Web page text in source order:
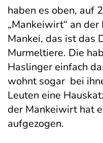
haben es oben, auf
„Mankeiwirt“ an
Mankei, das ist das
Murmeltiere. Die
Haslinger einfach
wohnt sogar bei
Leuten eine
der Mankeiwirt hat
aufgezogen.